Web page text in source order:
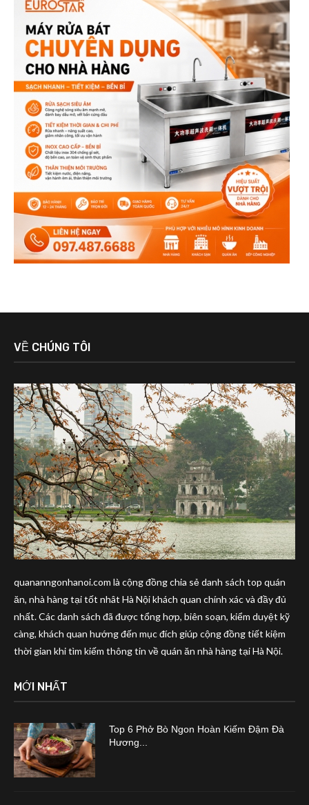
VỀ CHÚNG TÔI
quananngonhanoi.com là cộng đồng chia sẻ danh sách top quán
ăn, nhà hàng tại tốt nhât Hà Nội khách quan chính xác và đầy đủ
nhất. Các danh sách đã được tổng hợp, biên soạn, kiểm duyệt kỹ
càng, khách quan hướng đến mục đích giúp cộng đồng tiết kiệm
thời gian khi tìm kiếm thông tin về quán ăn nhà hàng tại Hà Nội.
MỚI NHẤT
Top 6 Phở Bò Ngon Hoàn Kiếm Đậm Đà
Hương...